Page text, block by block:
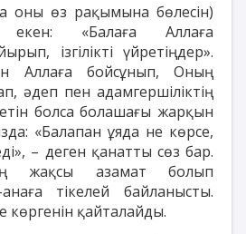
оны өз рақымына бөлесін)
«Балаға Аллаға
ізгілікті үйретіңдер».
Аллаға бойсұнып, Оның
әдеп пен адамгершіліктің
болса болашағы жарқын
«Балапан ұяда не көрсе,
– деген қанатты сөз бар.
жақсы азамат болып
тікелей байланысты.
көргенін қайталайды.